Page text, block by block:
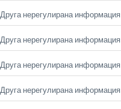
Друга нерегулирана информация
Друга нерегулирана информация
Друга нерегулирана информация
Друга нерегулирана информация